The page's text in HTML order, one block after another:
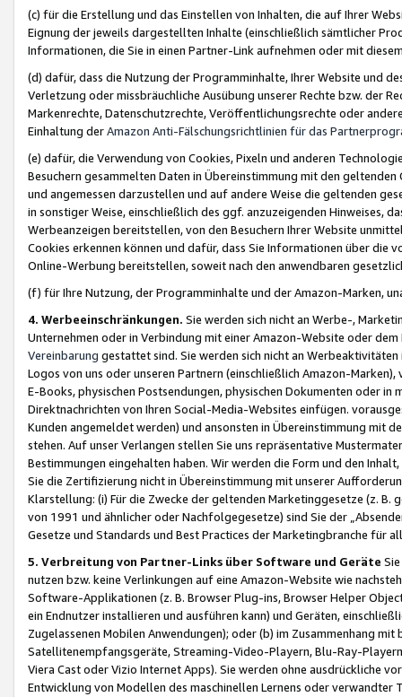
(c) für die Erstellung und das Einstellen von Inhalten, die auf Ihrer
Eignung der jeweils dargestellten Inhalte (einschließlich sämtlicher
Informationen, die Sie in einen Partner-Link aufnehmen oder mit
(d) dafür, dass die Nutzung der Programminhalte, Ihrer Website und
Verletzung oder missbräuchliche Ausübung unserer Rechte bzw. der
Markenrechte, Datenschutzrechte, Veröffentlichungsrechte oder
Einhaltung derAmazon Anti-Fälschungsrichtlinien für das
(e) dafür, die Verwendung von Cookies, Pixeln und anderen
Besuchern gesammelten Daten in Übereinstimmung mit den
und angemessen darzustellen und auf andere Weise die geltenden
in sonstiger Weise, einschließlich des ggf. anzuzeigenden Hinweises,
Werbeanzeigen bereitstellen, von den Besuchern Ihrer Website
Cookies erkennen können und dafür, dass Sie Informationen über die
Online-Werbung bereitstellen, soweit nach den anwendbaren
(f) für Ihre Nutzung, der Programminhalte und der Amazon-Marken,
4. Werbeeinschränkungen. Sie werden sich nicht an Werbe-,
Unternehmen oder in Verbindung mit einer Amazon-Website oder
Vereinbarung gestattet sind. Sie werden sich nicht an
Logos von uns oder unseren Partnern (einschließlich Amazon-
E-Books, physischen Postsendungen, physischen Dokumenten oder in
Direktnachrichten von Ihren Social-Media-Websites einfügen.
Kunden angemeldet werden) und ansonsten in Übereinstimmung mit
stehen. Auf unser Verlangen stellen Sie uns repräsentative
Bestimmungen eingehalten haben. Wir werden die Form und den
Sie die Zertifizierung nicht in Übereinstimmung mit unserer
Klarstellung: (i) Für die Zwecke der geltenden Marketinggesetze (z. B.
von 1991 und ähnlicher oder Nachfolgegesetze) sind Sie der
Gesetze und Standards und Best Practices der Marketingbranche für
5. Verbreitung von Partner-Links über Software und Geräte
nutzen bzw. keine Verlinkungen auf eine Amazon-Website wie
Software-Applikationen (z. B. Browser Plug-ins, Browser Helper
ein Endnutzer installieren und ausführen kann) und Geräten,
Zugelassenen Mobilen Anwendungen); oder (b) im Zusammenhang
Satellitenempfangsgeräte, Streaming-Video-Playern, Blu-Ray-
Viera Cast oder Vizio Internet Apps). Sie werden ohne ausdrückliche
Entwicklung von Modellen des maschinellen Lernens oder